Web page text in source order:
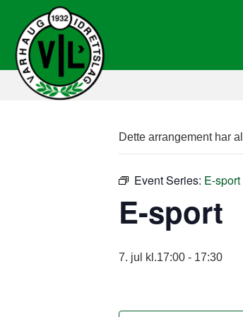
Dette arrangement har
Event Series: E-sport
E-sport
7. jul kl.17:00 - 17:30